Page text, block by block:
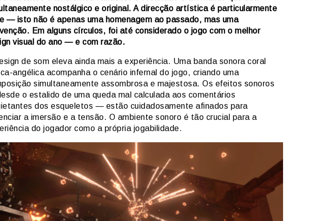
nostálgico e original. A direcção artística é particularmente
— isto não é apenas uma homenagem ao passado, mas uma
Em alguns círculos, foi até considerado o jogo com o melhor
visual do ano — e com razão.
de som eleva ainda mais a experiência. Uma banda sonora coral
angélica acompanha o cenário infernal do jogo, criando uma
simultaneamente assombrosa e majestosa. Os efeitos sonoros
o estalido de uma queda mal calculada aos comentários
dos esqueletos — estão cuidadosamente afinados para
a imersão e a tensão. O ambiente sonoro é tão crucial para a
do jogador como a própria jogabilidade.